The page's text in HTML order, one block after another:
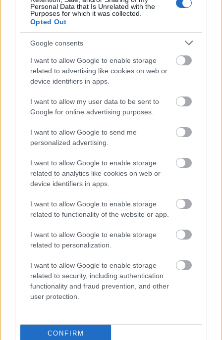
Personal Data that Is Unrelated with the
Purposes for which it was collected.
Opted Out
Google consents
I want to allow Google to enable storage
related to advertising like cookies on web or
device identifiers in apps.
I want to allow my user data to be sent to
Google for online advertising purposes.
I want to allow Google to send me
personalized advertising.
I want to allow Google to enable storage
related to analytics like cookies on web or
device identifiers in apps.
I want to allow Google to enable storage
related to functionality of the website or app.
I want to allow Google to enable storage
related to personalization.
I want to allow Google to enable storage
related to security, including authentication
functionality and fraud prevention, and other
user protection.
CONFIRM
Szorul a nedves fűrészpor, de azért vágja a fát.
Asztalosinasnak ugyan nem vennének fel, de a
vágott felület erdei körülményekre megfelelően
simának mondható.
Címkék:túrázás fűrész